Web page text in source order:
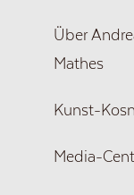
Über
Mathes
Kunst-
Media-